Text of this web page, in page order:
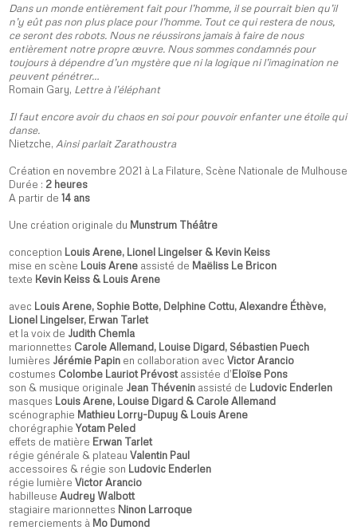
Dans un monde entièrement fait pour l’homme, il se pourrait bien qu’il
n’y eût pas non plus place pour l’homme. Tout ce qui restera de nous,
ce seront des robots. Nous ne réussirons jamais à faire de nous
entièrement notre propre œuvre. Nous sommes condamnés pour
toujours à dépendre d’un mystère que ni la logique ni l’imagination ne
peuvent pénétrer…
Romain Gary, Lettre à l’éléphant
Il faut encore avoir du chaos en soi pour pouvoir enfanter une étoile qui
danse.
Nietzche, Ainsi parlait Zarathoustra
Création en novembre 2021 à La Filature, Scène Nationale de Mulhouse
Durée : 2 heures
A partir de14 ans
Une création originale du Munstrum Théâtre
conception Louis Arene, Lionel Lingelser & Kevin Keiss
mise en scène Louis Arene assisté de Maëliss Le Bricon
texte Kevin Keiss & Louis Arene
avec Louis Arene, Sophie Botte, Delphine Cottu, Alexandre Éthève,
Lionel Lingelser, Erwan Tarlet
et la voix de Judith Chemla
marionnettes Carole Allemand, Louise Digard, Sébastien Puech
lumières Jérémie Papin en collaboration avecVictor Arancio
costumes Colombe Lauriot Prévost assistée d’Eloïse Pons
son & musique originale Jean Thévenin assisté de Ludovic Enderlen
masques Louis Arene, Louise Digard & Carole Allemand
scénographie Mathieu Lorry-Dupuy & Louis Arene
chorégraphieYotam Peled
effets de matière Erwan Tarlet
régie générale & plateauValentin Paul
accessoires & régie son Ludovic Enderlen
régie lumièreVictor Arancio
habilleuseAudrey Walbott
stagiaire marionnettes Ninon Larroque
remerciements à Mo Dumond